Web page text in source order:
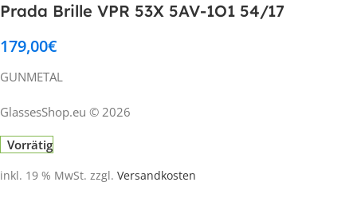
Prada Brille VPR 53X 5AV-1O1 54/17
179,00€
GUNMETAL
GlassesShop.eu © 2026
Vorrätig
inkl. 19 % MwSt. zzgl. Versandkosten